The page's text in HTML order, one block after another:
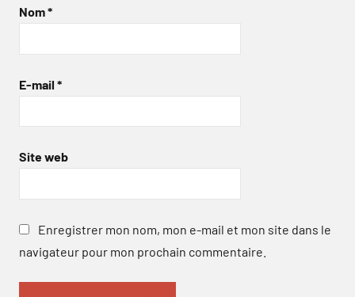
Nom*
E-mail *
Site web
Enregistrer mon nom, mon e-mail et mon site dans le
navigateur pour mon prochain commentaire.